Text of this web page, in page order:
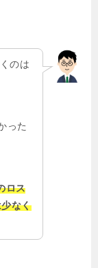
のは
った
ロス
なく